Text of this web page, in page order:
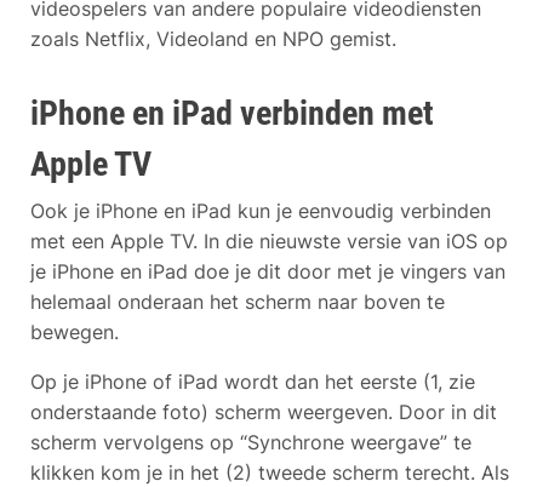
videospelers van andere populaire videodiensten
zoals Netflix, Videoland en NPO gemist.
iPhone en iPad verbinden met
Apple TV
Ook je iPhone en iPad kun je eenvoudig verbinden
met een Apple TV. In die nieuwste versie van iOS op
je iPhone en iPad doe je dit door met je vingers van
helemaal onderaan het scherm naar boven te
bewegen.
Op je iPhone of iPad wordt dan het eerste (1, zie
onderstaande foto) scherm weergeven. Door in dit
scherm vervolgens op “Synchrone weergave” te
klikken kom je in het (2) tweede scherm terecht. Als